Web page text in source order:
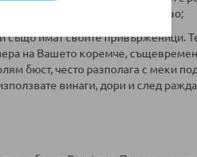
за оптимално удобство;
също имат своите привърженици.
на Вашето коремче,
бюст, често разполага с меки
винаги, дори и след